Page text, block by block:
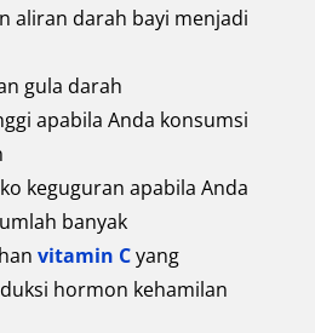
aliran darah bayi menjadi
gula darah
apabila Anda konsumsi
keguguran apabila Anda
banyak
vitamin Cyang
hormon kehamilan